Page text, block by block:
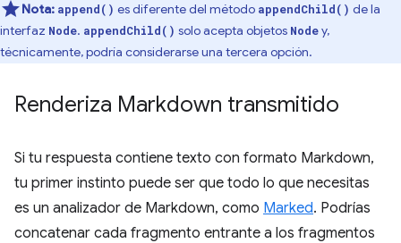
Nota: append() es diferente del método appendChild() de la
interfaz Node. appendChild() solo acepta objetos Nodey,
técnicamente, podría considerarse una tercera opción.
Renderiza Markdown transmitido
Si tu respuesta contiene texto con formato Markdown,
tu primer instinto puede ser que todo lo que necesitas
es un analizador de Markdown, como Marked. Podrías
concatenar cada fragmento entrante a los fragmentos